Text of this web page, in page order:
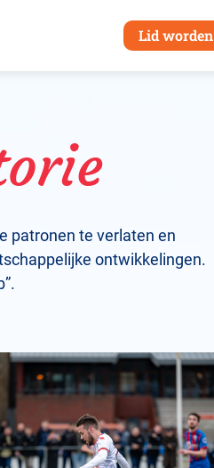
Lid worden
patronen te verlaten en
ontwikkelingen.